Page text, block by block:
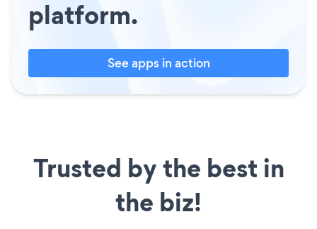
platform.
See apps in action
Trusted by the best in
the biz!